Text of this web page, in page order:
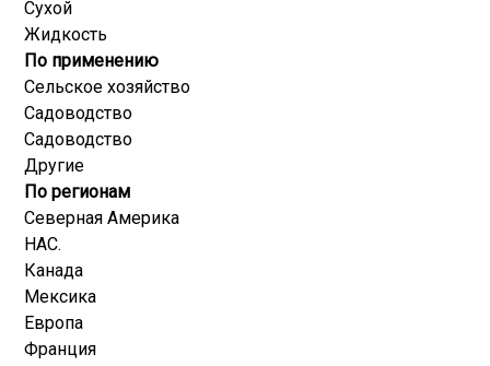
Сухой
Жидкость
По применению
Сельское хозяйство
Садоводство
Садоводство
Другие
По регионам
Северная Америка
НАС.
Канада
Мексика
Европа
Франция